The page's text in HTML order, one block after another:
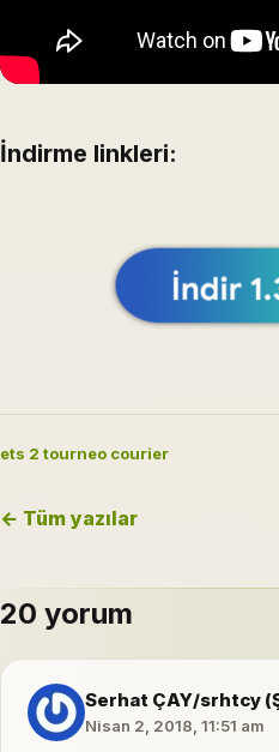
İndirme linkleri:
ets 2 tourneo courier
← Tüm yazılar
20 yorum
Serhat ÇAY/srhtcy
Nisan 2, 2018, 11:51 am